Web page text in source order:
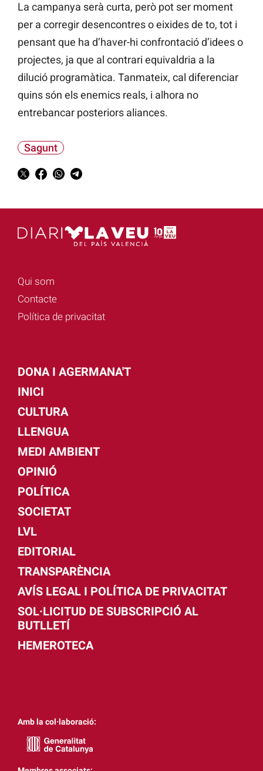
La campanya serà curta, però pot ser moment
per a corregir desencontres o eixides de to, tot i
pensant que ha d’haver-hi confrontació d’idees o
projectes, ja que al contrari equivaldria a la
dilució programàtica. Tanmateix, cal diferenciar
quins són els enemics reals, i alhora no
entrebancar posteriors aliances.
Sagunt
Qui som
Contacte
Política de privacitat
DONA I AGERMANA'T
INICI
CULTURA
LLENGUA
MEDI AMBIENT
OPINIÓ
POLÍTICA
SOCIETAT
LVL
EDITORIAL
TRANSPARÈNCIA
AVÍS LEGAL I POLÍTICA DE PRIVACITAT
SOL·LICITUD DE SUBSCRIPCIÓ AL
BUTLLETÍ
HEMEROTECA
Amb la col·laboració: